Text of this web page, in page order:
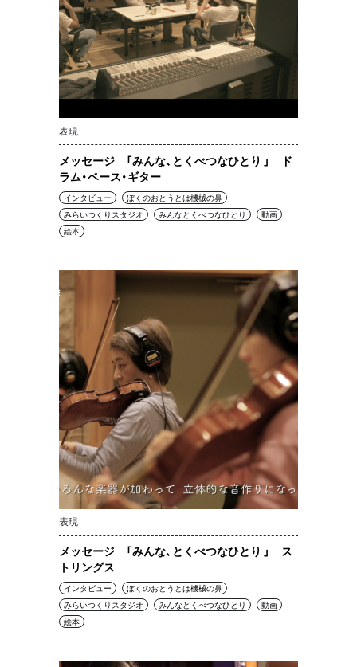
表現
メッセージ 「みんな、とくべつなひとり 」 ド
ラム・ベース・ギター
インタビュー
ぼくのおとうとは機械の鼻
みらいつくりスタジオ
みんなとくべつなひとり
動画
絵本
表現
メッセージ 「みんな、とくべつなひとり 」 ス
トリングス
インタビュー
ぼくのおとうとは機械の鼻
みらいつくりスタジオ
みんなとくべつなひとり
動画
絵本